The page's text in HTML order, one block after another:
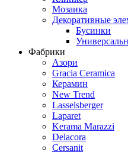
Мозаика
Декоративные
Бусинки
Фабрики
Азори
Gracia Ceramica
Керамин
New Trend
Lasselsberger
Laparet
Kerama Marazzi
Delacora
Cersanit